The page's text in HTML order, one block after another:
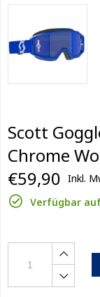
Scott
Chrome
€59,90 Inkl.
Verfügbar